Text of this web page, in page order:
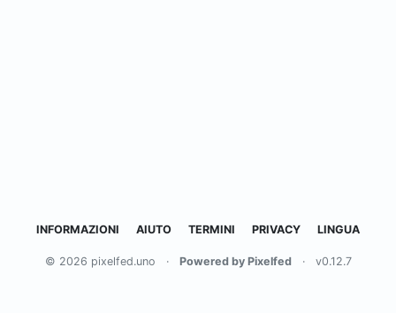
INFORMAZIONI AIUTO TERMINI PRIVACY LINGUA
© 2026 pixelfed.uno · Powered by Pixelfed · v0.12.7